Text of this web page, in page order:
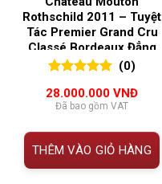
Rothschild 2011 – Tuyệt
Tác Premier Grand Cru
Classé Bordeaux Đẳng
Cấp Thế Giới
đánh giá
(0)
28.000.000 VNĐ
Đã bao gồm VAT
THÊM VÀO GIỎ HÀNG